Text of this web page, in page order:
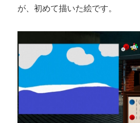
が、初めて描いた絵です。